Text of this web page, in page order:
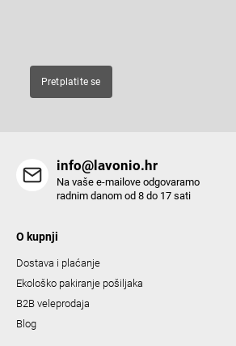
Pretplatite se
info@lavonio.hr
Na vaše e-mailove odgovaramo
radnim danom od 8 do 17 sati
O kupnji
Dostava i plaćanje
Ekološko pakiranje pošiljaka
B2B veleprodaja
Blog